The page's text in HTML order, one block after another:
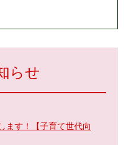
らせ
ます！【子育て世代向